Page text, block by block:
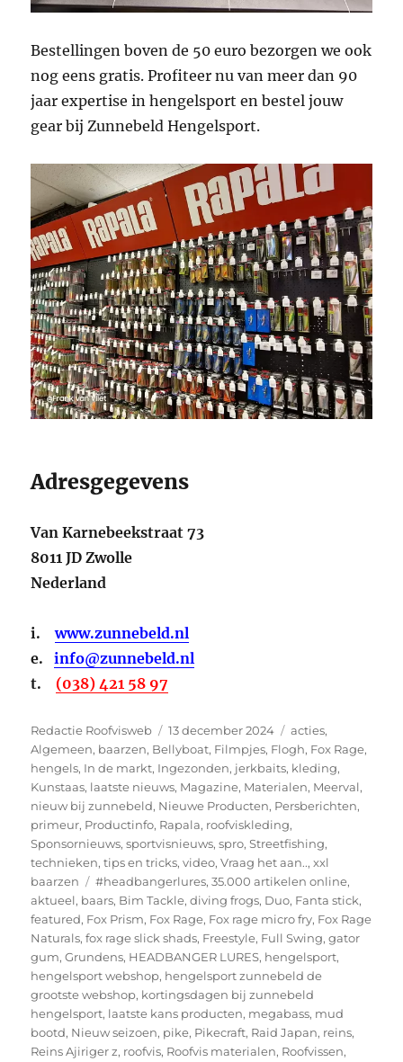
Bestellingen boven de 50 euro bezorgen we ook
nog eens gratis. Profiteer nu van meer dan 90
jaar expertise in hengelsport en bestel jouw
gear bij Zunnebeld Hengelsport.
Adresgegevens
Van Karnebeekstraat 73
8011 JD Zwolle
Nederland
i.
www.zunnebeld.nl
e.
info@zunnebeld.nl
t.
(038) 421 58 97
Auteur
Redactie Roofvisweb
Geplaatst
op
13 december 2024 Categorieën
acties,
Algemeen, baarzen, Bellyboat, Filmpjes, Flogh, Fox Rage,
hengels, In de markt, Ingezonden, jerkbaits, kleding,
Kunstaas, laatste nieuws, Magazine, Materialen, Meerval,
nieuw bij zunnebeld, Nieuwe Producten, Persberichten,
primeur, Productinfo, Rapala, roofviskleding,
Sponsornieuws,sportvisnieuws,spro,Streetfishing,
technieken,tips en tricks,video,Vraag het aan..,xxl
baarzen
Tags
#headbangerlures,35.000 artikelen online,
aktueel, baars, Bim Tackle,diving frogs, Duo, Fanta stick,
featured, Fox Prism, Fox Rage, Fox rage micro fry, Fox Rage
Naturals,fox rage slick shads, Freestyle, Full Swing,gator
gum,Grundens, HEADBANGER LURES, hengelsport,
hengelsport webshop, hengelsport zunnebeld de
grootste webshop, kortingsdagen bij zunnebeld
hengelsport, laatste kans producten, megabass, mud
bootd, Nieuw seizoen, pike, Pikecraft, Raid Japan, reins,
Reins Ajiriger z, roofvis, Roofvis materialen, Roofvissen,